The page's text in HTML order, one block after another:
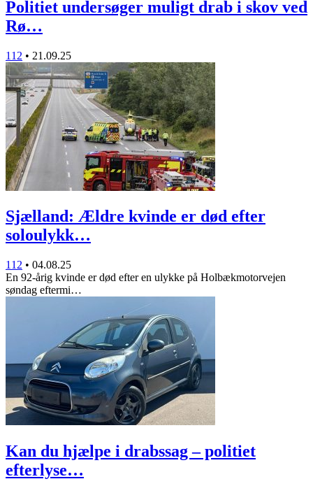
Politiet undersøger muligt drab i skov ved
Rø…
112 • 21.09.25
Sjælland: Ældre kvinde er død efter
soloulykk…
112 • 04.08.25
En 92-årig kvinde er død efter en ulykke på Holbækmotorvejen
søndag eftermi…
Kan du hjælpe i drabssag – politiet
efterlyse…